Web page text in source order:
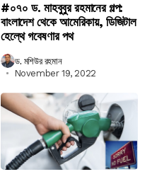
#০৭০ ড. মাহবুবুর রহমানের গল্প:
বাংলাদেশ থেকে আমেরিকায়, ডিজিটাল
হেল্থে গবেষণার পথ
ড. মশিউর রহমান
November 19, 2022